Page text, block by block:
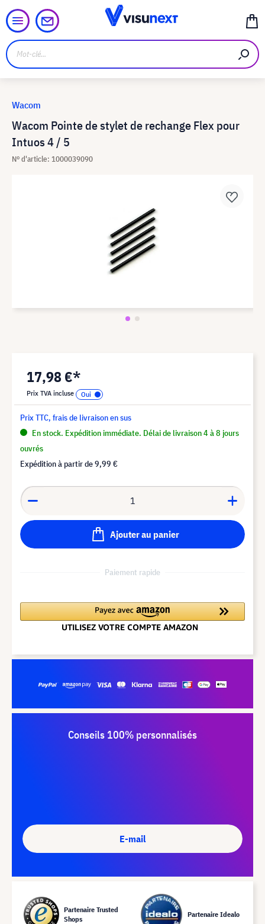
Wacom Pointe de stylet de rechange Flex pour
Intuos 4 / 5
N° d'article: 1000039090
Wacom
17,98 €*
Prix TVA incluse
Prix TTC, frais de livraison en sus
En stock. Expédition immédiate. Délai de livraison 4 à 8 jours
ouvrés
Expédition à partir de9,99 €
Ajouter au panier
Paiement rapide
Conseils 100% personnalisés
E-mail
Partenaire Trusted
Shops
Partenaire Idealo